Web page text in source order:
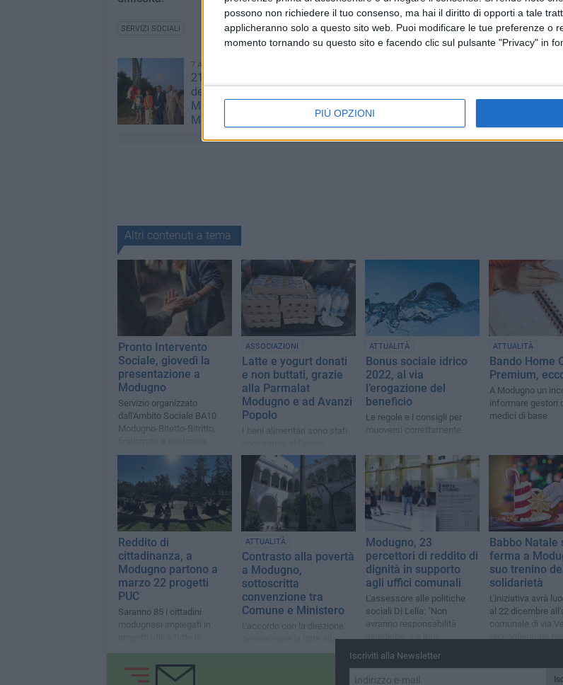
possono non richiedere il tuo consenso, ma hai il diritto di opporti a tale
applicheranno solo a questo sito web. Puoi modificare le tue preferenze o
momento tornando su questo sito e facendo clic sul pulsante "Privacy" in
PIÙ OPZIONI
SERVIZI SOCIALI
7 AGOSTO 2026
21 anni fa l'incidente aereo
dell’ATR 72: il ricordo di
Modugno e del sindaco
Montebruno
anniversario della
Altri contenuti a tema
Pronto Intervento
Sociale, giovedì la
presentazione a
Modugno
Servizio organizzato
dall'Ambito Sociale BA10
Modugno-Bitetto-Bitritto,
persone in difficoltà
ASSOCIAZIONI
Latte e yogurt donati
e non buttati, grazie
alla Parmalat
Modugno e ad Avanzi
Popolo
I beni alimentari sono stati
Sociale Evangelico "La
Casetta" di Bari
ATTUALITÀ
Bonus sociale idrico
2022, al via
l’erogazione del
beneficio
Le regole e i consigli per
muoversi correttamente
ATTUALITÀ
Bando Home
Premium,
A Modugno un
informare gestori
medici di base
Reddito di
cittadinanza, a
Modugno partono a
marzo 22 progetti
PUC
Saranno 85 i cittadini
modugnesi impiegati in
ATTUALITÀ
Contrasto alla povertà
a Modugno,
sottoscritta
convenzione tra
Comune e Ministero
L'accordo con la direzione
generale per la lotta alla
povertà e per la
Modugno, 23
percettori di reddito di
dignità in supporto
agli uffici comunali
L'assessore alle politiche
sociali Di Lella: "Non
avranno responsabilità
giuridiche, e a loro
auguriamo buon lavoro"
Babbo Natale
ferma a
suo trenino
solidarietà
L'iniziativa avrà
al 22 dicembre
comunale di via
raccoglieranno
Iscriviti alla Newsletter